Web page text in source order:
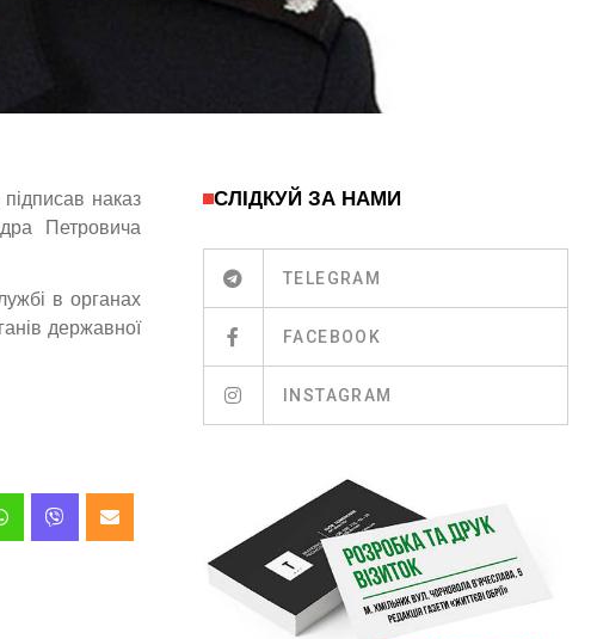
наказ
Петровича
в органах
державної
СЛІДКУЙ ЗА НАМИ
TELEGRAM
FACEBOOK
INSTAGRAM